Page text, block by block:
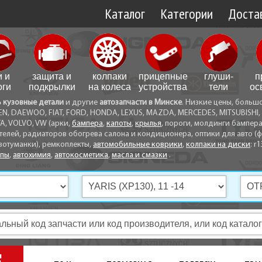
Каталог Категории
и
защита и
подкрылки
колпаки
на колеса
прицепные
устройства
глуши­
тели
кузовные детали и другие автозапчасти в Минске. Низкие цены,
DAEWOO, FIAT, FORD, HONDA, LEXUS, MAZDA, MERCEDES,
VOLVO, VW (арки, бампера, капоты, крылья, пороги, молдинги
радиаторов обогрева салона и кондиционера, оптики для авто
ремкоплекты, автомобильные коврики, колпаки на диски:
, автохимия, автокосметика, масла и смазки .